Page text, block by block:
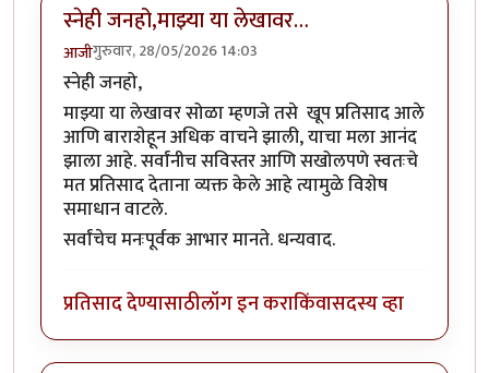
स्नेही जनहो,माझ्या या लेखावर…
आजीगुरुवार, 28/05/2026 14:03
स्नेही जनहो,
माझ्या या लेखावर सोळा म्हणजे तसे खूप प्रतिसाद आले
आणि बाराशेहून अधिक वाचने झाली, याचा मला आनंद
झाला आहे. सर्वांनीच सविस्तर आणि सखोलपणे स्वतःचे
मत प्रतिसाद देताना व्यक्त केले आहे त्यामुळे विशेष
समाधान वाटले.
सर्वांचेच मनःपूर्वक आभार मानते. धन्यवाद.
प्रतिसाद देण्यासाठीलॉग इन कराकिंवासदस्य व्हा